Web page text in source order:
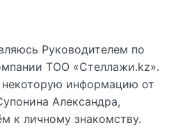
Руководителем по
ТОО «Стеллажи.kz».
информацию от
Александра,
к личному знакомству.